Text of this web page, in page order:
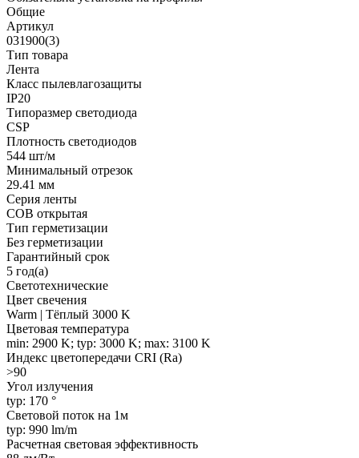
Общие
Артикул
031900(3)
Тип товара
Лента
Класс пылевлагозащиты
IP20
Типоразмер светодиода
CSP
Плотность светодиодов
544 шт/м
Минимальный отрезок
29.41 мм
Серия ленты
COB открытая
Тип герметизации
Без герметизации
Гарантийный срок
5 год(а)
Светотехнические
Цвет свечения
Warm | Тёплый 3000 K
Цветовая температура
min: 2900 K; typ: 3000 K; max: 3100 K
Индекс цветопередачи CRI (Ra)
>90
Угол излучения
typ: 170 °
Световой поток на 1м
typ: 990 lm/m
Расчетная световая эффективность